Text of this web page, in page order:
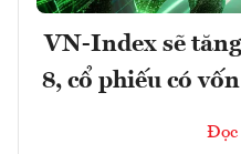
VN-Index sẽ
8, cổ phiếu có
Đọc